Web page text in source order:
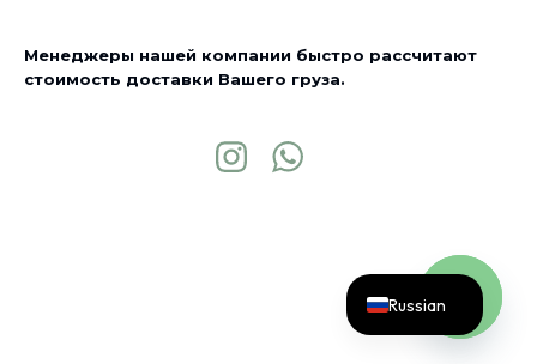
Менеджеры нашей компании быстро рассчитают
стоимость доставки Вашего груза.
Russian